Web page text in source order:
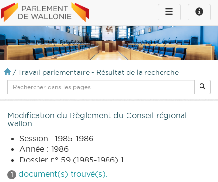
Toggle
infos
Toggle
navigation
/ Travail parlementaire - Résultat de la recherche
Modification du Règlement du Conseil régional
wallon
Session : 1985-1986
Année : 1986
Dossier n° 59 (1985-1986) 1
1 document(s) trouvé(s).